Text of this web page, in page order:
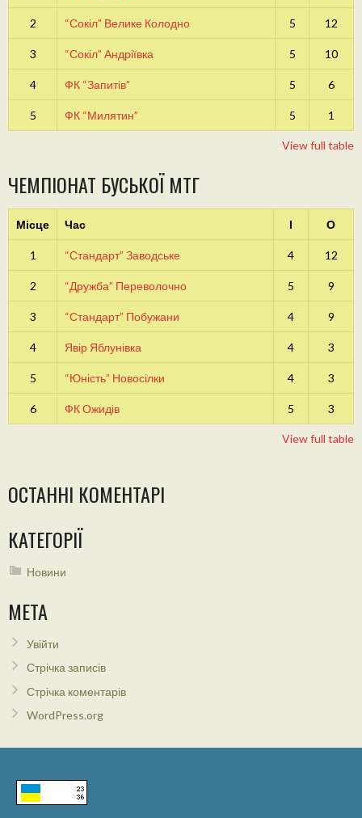
2 “Сокіл” Велике Колодно 5 12
3 “Сокіл” Андріївка 5 10
4 ФК “Запитів” 5 6
5 ФК “Милятин” 5 1
View full table
ЧЕМПІОНАТ БУСЬКОЇ МТГ
Місце Час І О
1 “Стандарт” Заводське 4 12
2 “Дружба” Переволочно 5 9
3 “Стандарт” Побужани 4 9
4 Явір Яблунівка 4 3
5 “Юність” Новосілки 4 3
6 ФК Ожидів 5 3
View full table
ОСТАННІ КОМЕНТАРІ
КАТЕГОРІЇ
Новини
МЕТА
Увійти
Стрічка записів
Стрічка коментарів
WordPress.org